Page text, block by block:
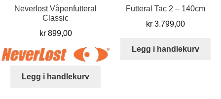
Neverlost Våpenfutteral
Classic
kr899,00
Legg i handlekurv
Futteral Tac 2 – 140cm
kr 3.799,00
Legg i handlekurv